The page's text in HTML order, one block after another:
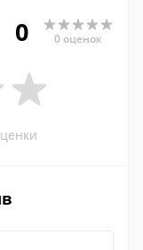
0 0 оценок